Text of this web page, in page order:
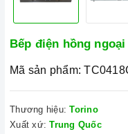
Bếp điện hồng
Mã sản phẩm:
Thương hiệu: Torino
Xuất xứ: Trung Quốc